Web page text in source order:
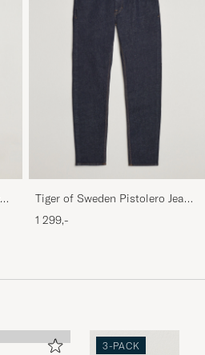
Tiger of Sweden Pistolero Jeans
Ripen Blue
1 299,-
3-PACK